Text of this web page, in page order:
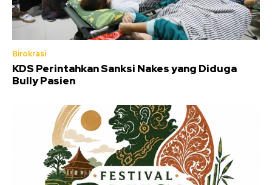
Birokrasi
KDS Perintahkan Sanksi Nakes yang Diduga
Bully Pasien